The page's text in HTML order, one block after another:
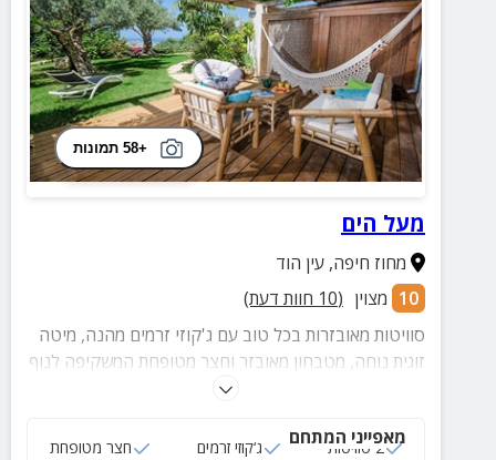
+58 תמונות
מעל הים
מחוז חיפה,עין הוד
10 מצוין (
10 חוות דעת)
סוויטות מאובזרות בכל טוב עם ג'קוזי זרמים מהנה, מיטה
זוגית נוחה, מטבחון מאובזר וחצר מטופחת המשקיפה לנוף
מאפייני המתחם
2 סוויטות ג‘קוזי זרמים חצר מטופחת